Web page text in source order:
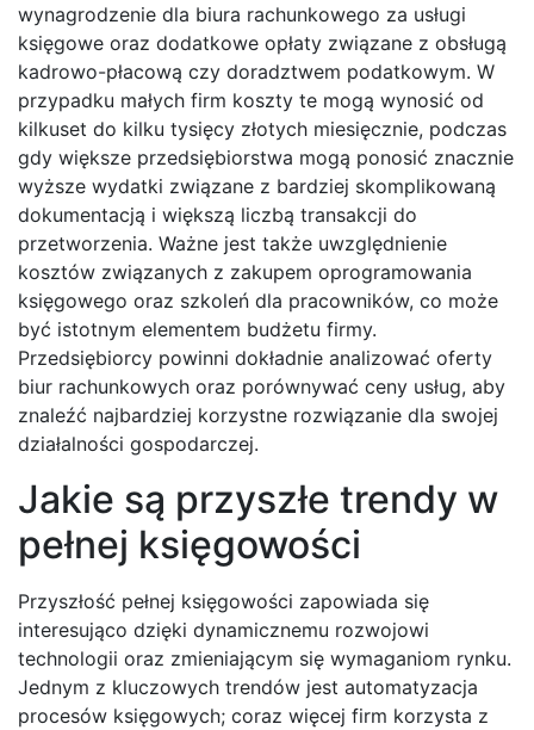
wynagrodzenie dla biura rachunkowego za usługi
księgowe oraz dodatkowe opłaty związane z obsługą
kadrowo-płacową czy doradztwem podatkowym. W
przypadku małych firm koszty te mogą wynosić od
kilkuset do kilku tysięcy złotych miesięcznie, podczas
gdy większe przedsiębiorstwa mogą ponosić znacznie
wyższe wydatki związane z bardziej skomplikowaną
dokumentacją i większą liczbą transakcji do
przetworzenia. Ważne jest także uwzględnienie
kosztów związanych z zakupem oprogramowania
księgowego oraz szkoleń dla pracowników, co może
być istotnym elementem budżetu firmy.
Przedsiębiorcy powinni dokładnie analizować oferty
biur rachunkowych oraz porównywać ceny usług, aby
znaleźć najbardziej korzystne rozwiązanie dla swojej
działalności gospodarczej.
Jakie są przyszłe trendy w
pełnej księgowości
Przyszłość pełnej księgowości zapowiada się
interesująco dzięki dynamicznemu rozwojowi
technologii oraz zmieniającym się wymaganiom rynku.
Jednym z kluczowych trendów jest automatyzacja
procesów księgowych; coraz więcej firm korzysta z